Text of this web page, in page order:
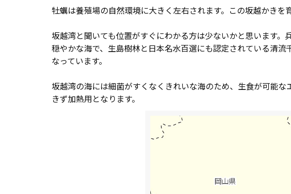
牡蠣は養殖場の自然環境に大きく左右されます。この坂越かきを
坂越湾と聞いても位置がすぐにわかる方は少ないかと思います
穏やかな海で、生島樹林と日本名水百選にも認定されている清
なっています。
坂越湾の海には細菌がすくなくきれいな海のため、生食が可能
きず加熱用となります。